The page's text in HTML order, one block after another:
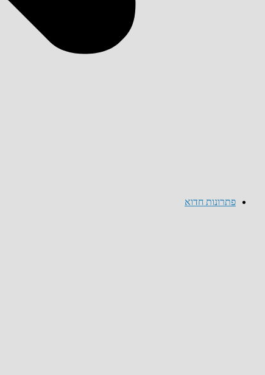
פתרונות חדוא